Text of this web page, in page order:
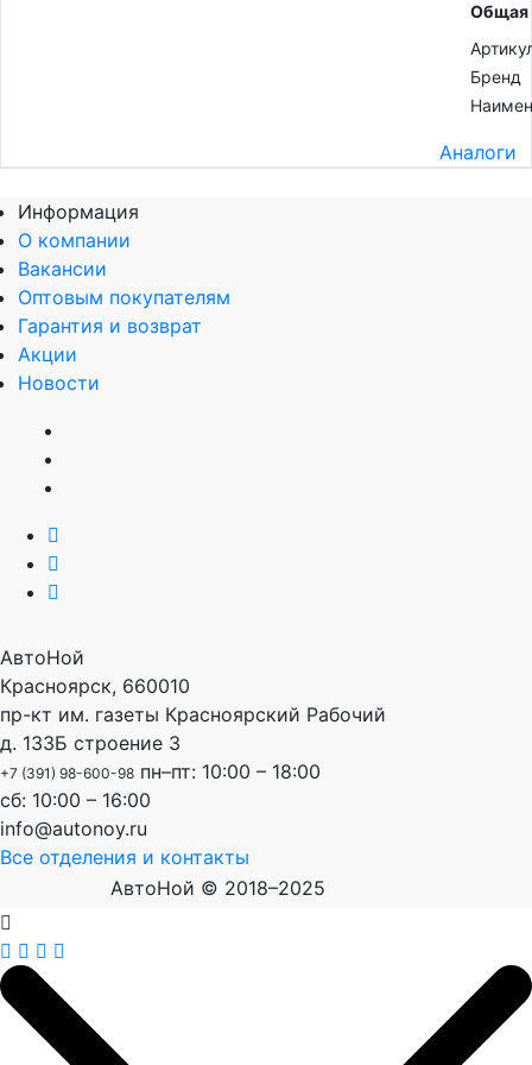
Общая
Бренд
Аналоги
Информация
О компании
Вакансии
Оптовым покупателям
Гарантия и возврат
Акции
Новости
АвтоНой
Красноярск, 660010
пр-кт им. газеты Красноярский Рабочий
д. 133Б строение 3
+7 (391) 98-600-98 пн–пт: 10:00 – 18:00
сб: 10:00 – 16:00
info@autonoy.ru
Все отделения и контакты
АвтоНой © 2018–2025